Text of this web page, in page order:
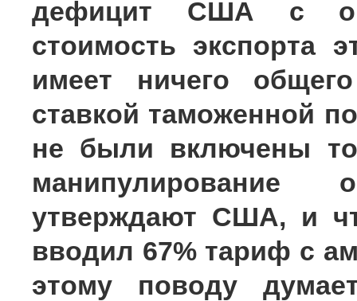
дефицит США с
стоимость
имеет ничего
ставкой таможенной
не были включены
утверждают США, и
вводил 67% тариф с
этому поводу